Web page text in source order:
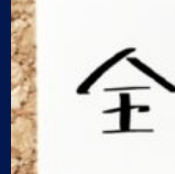
る年下彼氏
…